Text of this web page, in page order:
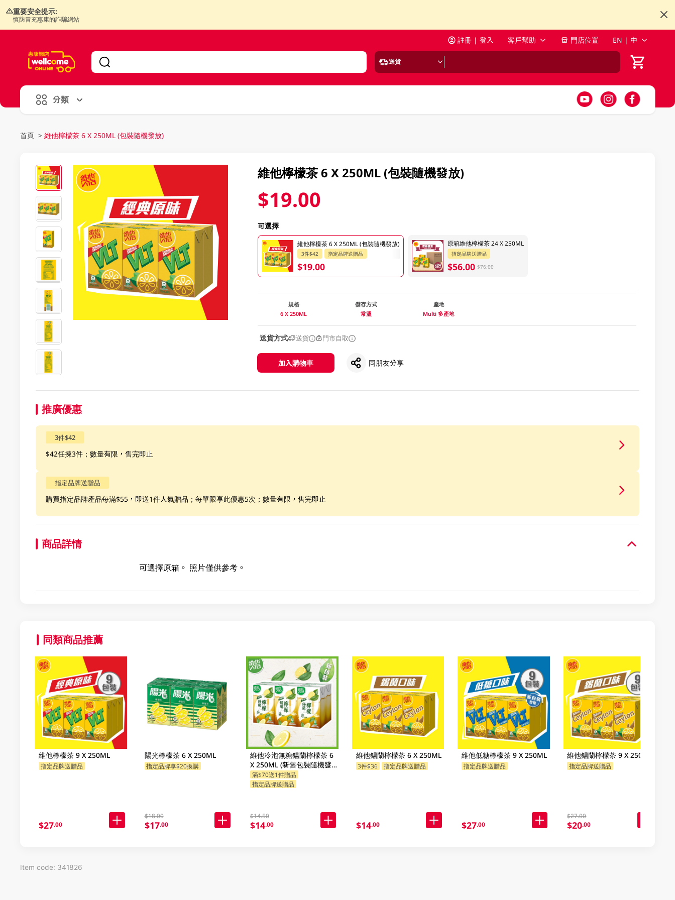
重要安全提示:
慎防冒充惠康的詐騙網站
註冊 | 登入 客戶幫助 門店位置 EN | 中
送貨
分類
首頁 > 維他檸檬茶 6 X 250ML (包裝隨機發放)
維他檸檬茶 6 X 250ML (包裝隨機發放)
$19.00
可選擇
維他檸檬茶 6 X 250ML (包裝隨機發放)
3件$42 指定品牌送贈品
$19.00
原箱維他檸檬茶 24 X 250ML
指定品牌送贈品
$56.00 $76.00
規格
6 X 250ML
儲存方式
常溫
產地
Multi 多產地
送貨方式 送貨 門市自取
加入購物車 同朋友分享
推廣優惠
3件$42
$42任揀3件；數量有限，售完即止
指定品牌送贈品
購買指定品牌產品每滿$55，即送1件人氣贈品；每單限享此優惠5次；數量有限，售完即止
商品詳情
可選擇原箱。 照片僅供參考。
同類商品推薦
維他檸檬茶 9 X 250ML
指定品牌送贈品
$27.00
陽光檸檬茶 6 X 250ML
指定品牌享$20換購
$18.00
$17.00
維他冷泡無糖鍚蘭檸檬茶 6
X 250ML (新舊包裝隨機發
貨)
滿$70送1件贈品
指定品牌送贈品
$14.50
$14.00
維他錫蘭檸檬茶 6 X 250ML
3件$36 指定品牌送贈品
$14.00
維他低糖檸檬茶 9 X 250ML
指定品牌送贈品
$27.00
維他錫蘭檸檬茶 9 X 250ML
指定品牌送贈品
$27.00
$20.00
Item code: 341826